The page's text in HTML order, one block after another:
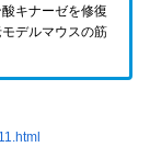
キナーゼを修復
デルマウスの筋